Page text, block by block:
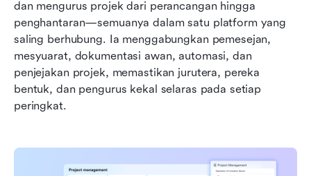
dan mengurus projek dari perancangan hingga
penghantaran—semuanya dalam satu platform yang
saling berhubung. Ia menggabungkan pemesejan,
mesyuarat, dokumentasi awan, automasi, dan
penjejakan projek, memastikan jurutera, pereka
bentuk, dan pengurus kekal selaras pada setiap
peringkat.